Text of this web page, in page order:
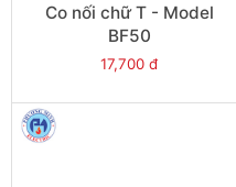
Co nối chữ T - Model
BF50
17,700 đ